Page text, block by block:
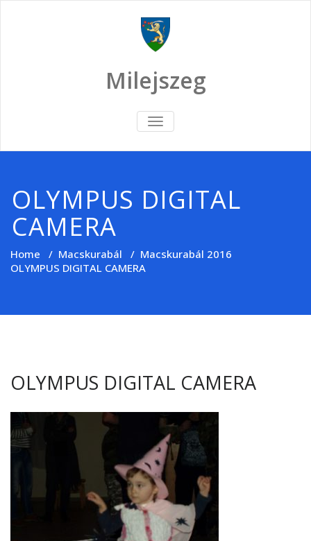
Milejszeg
TOGGLE
NAVIGATION
OLYMPUS DIGITAL
CAMERA
Home / Macskurabál / Macskurabál 2016
OLYMPUS DIGITAL CAMERA
OLYMPUS DIGITAL CAMERA